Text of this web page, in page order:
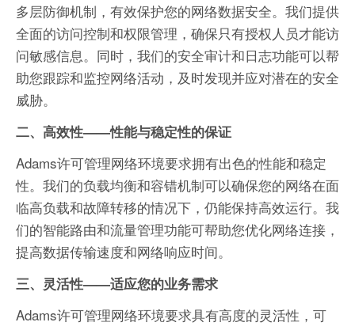
多层防御机制，有效保护您的网络数据安全。我们提供
全面的访问控制和权限管理，确保只有授权人员才能访
问敏感信息。同时，我们的安全审计和日志功能可以帮
助您跟踪和监控网络活动，及时发现并应对潜在的安全
威胁。
二、高效性——性能与稳定性的保证
Adams许可管理网络环境要求拥有出色的性能和稳定
性。我们的负载均衡和容错机制可以确保您的网络在面
临高负载和故障转移的情况下，仍能保持高效运行。我
们的智能路由和流量管理功能可帮助您优化网络连接，
提高数据传输速度和网络响应时间。
三、灵活性——适应您的业务需求
Adams许可管理网络环境要求具有高度的灵活性，可